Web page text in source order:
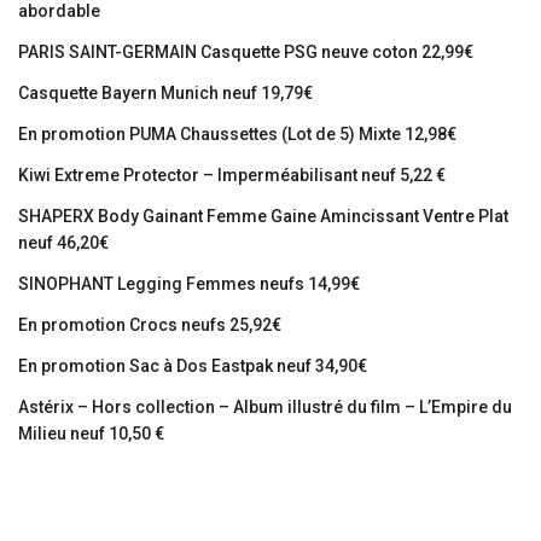
abordable
PARIS SAINT-GERMAIN Casquette PSG neuve coton 22,99€
Casquette Bayern Munich neuf 19,79€
En promotion PUMA Chaussettes (Lot de 5) Mixte 12,98€
Kiwi Extreme Protector – Imperméabilisant neuf 5,22 €
SHAPERX Body Gainant Femme Gaine Amincissant Ventre Plat
neuf 46,20€
SINOPHANT Legging Femmes neufs 14,99€
En promotion Crocs neufs 25,92€
En promotion Sac à Dos Eastpak neuf 34,90€
Astérix – Hors collection – Album illustré du film – L’Empire du
Milieu neuf 10,50 €